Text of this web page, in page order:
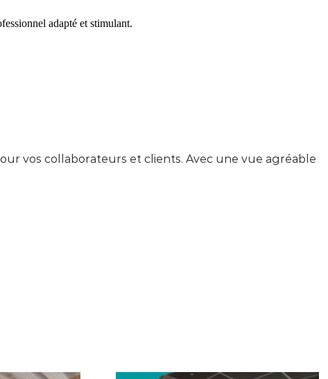
adapté et stimulant.
vos collaborateurs et clients. Avec une vue agréable